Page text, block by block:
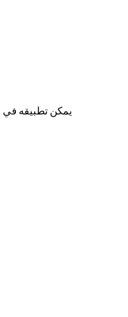
يمكن تطبيقه في درجات